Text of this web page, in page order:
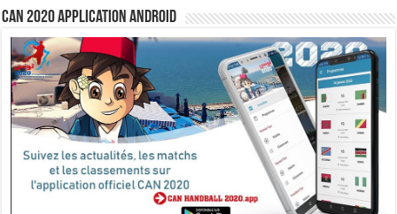
CAN 2020 Application Android